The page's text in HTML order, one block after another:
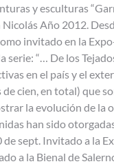
y esculturas
Año 2012.
invitado en la
serie: “… De los
en el país y el
cien, en total) que
la evolución de la
han sido
de sept. Invitado a la
a la Bienal de